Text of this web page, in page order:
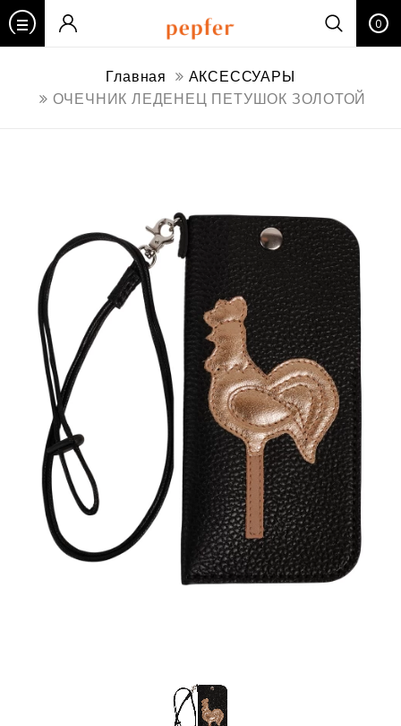
0
Главная
АКСЕССУАРЫ
ОЧЕЧНИК ЛЕДЕНЕЦ ПЕТУШОК ЗОЛОТОЙ